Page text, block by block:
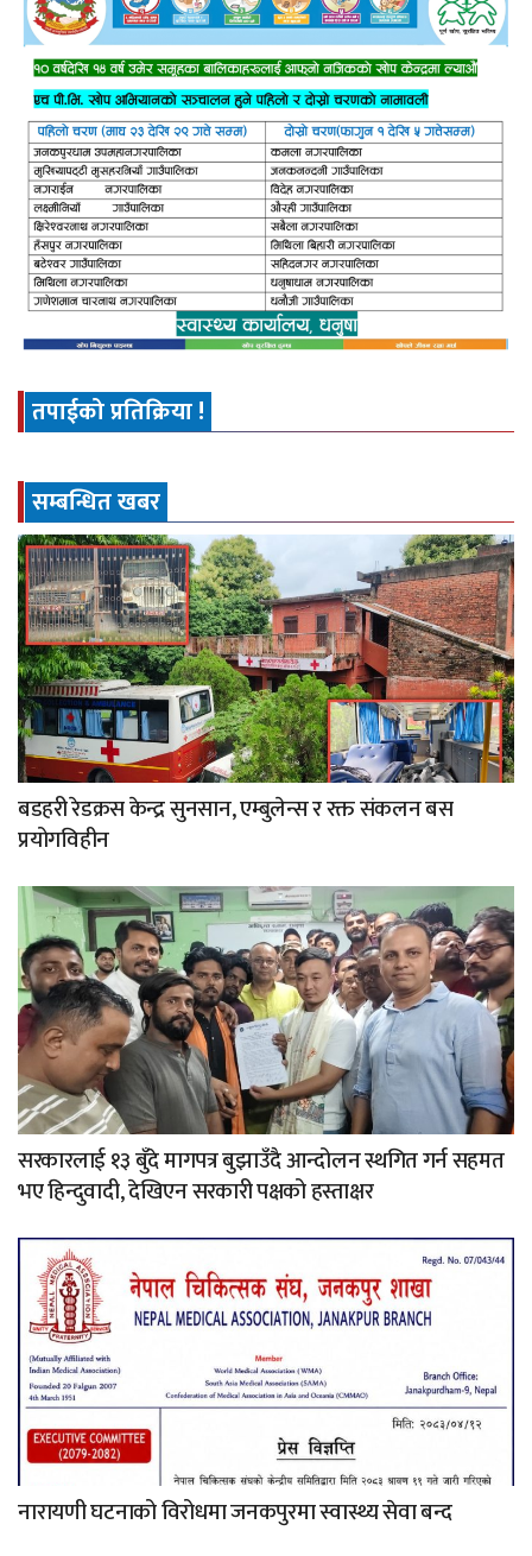
तपाईको प्रतिक्रिया !
सम्बन्धित खबर
बडहरी रेडक्रस केन्द्र सुनसान, एम्बुलेन्स र रक्त संकलन बस
प्रयोगविहीन
सरकारलाई १३ बुँदे मागपत्र बुझाउँदै आन्दोलन स्थगित गर्न सहमत
भए हिन्दुवादी, देखिएन सरकारी पक्षको हस्ताक्षर
नारायणी घटनाको विरोधमा जनकपुरमा स्वास्थ्य सेवा बन्द